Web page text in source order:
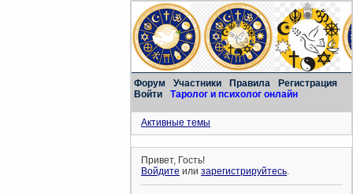
Форум Участники Правила
Регистрация
Войти
Таролог и психолог онлайн
Активные темы
Привет, Гость!
Войдите илизарегистрируйтесь.